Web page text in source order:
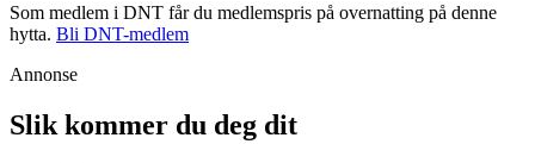
Som medlem i DNT får du medlemspris på overnatting på denne
hytta. Bli DNT-medlem
Annonse
Slik kommer du deg dit